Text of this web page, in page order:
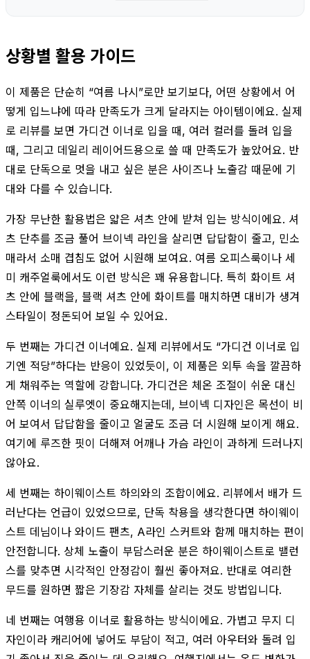
상황별 활용 가이드
이 제품은 단순히 “여름 나시”로만 보기보다, 어떤 상황에서 어
떻게 입느냐에 따라 만족도가 크게 달라지는 아이템이에요. 실제
로 리뷰를 보면 가디건 이너로 입을 때, 여러 컬러를 돌려 입을
때, 그리고 데일리 레이어드용으로 쓸 때 만족도가 높았어요. 반
대로 단독으로 멋을 내고 싶은 분은 사이즈나 노출감 때문에 기
대와 다를 수 있습니다.
가장 무난한 활용법은 얇은 셔츠 안에 받쳐 입는 방식이에요. 셔
츠 단추를 조금 풀어 브이넥 라인을 살리면 답답함이 줄고, 민소
매라서 소매 겹침도 없어 시원해 보여요. 여름 오피스룩이나 세
미 캐주얼룩에서도 이런 방식은 꽤 유용합니다. 특히 화이트 셔
츠 안에 블랙을, 블랙 셔츠 안에 화이트를 매치하면 대비가 생겨
스타일이 정돈되어 보일 수 있어요.
두 번째는 가디건 이너예요. 실제 리뷰에서도 “가디건 이너로 입
기엔 적당”하다는 반응이 있었듯이, 이 제품은 외투 속을 깔끔하
게 채워주는 역할에 강합니다. 가디건은 체온 조절이 쉬운 대신
안쪽 이너의 실루엣이 중요해지는데, 브이넥 디자인은 목선이 비
어 보여서 답답함을 줄이고 얼굴도 조금 더 시원해 보이게 해요.
여기에 루즈한 핏이 더해져 어깨나 가슴 라인이 과하게 드러나지
않아요.
세 번째는 하이웨이스트 하의와의 조합이에요. 리뷰에서 배가 드
러난다는 언급이 있었으므로, 단독 착용을 생각한다면 하이웨이
스트 데님이나 와이드 팬츠, A라인 스커트와 함께 매치하는 편이
안전합니다. 상체 노출이 부담스러운 분은 하이웨이스트로 밸런
스를 맞추면 시각적인 안정감이 훨씬 좋아져요. 반대로 여리한
무드를 원하면 짧은 기장감 자체를 살리는 것도 방법입니다.
네 번째는 여행용 이너로 활용하는 방식이에요. 가볍고 무지 디
자인이라 캐리어에 넣어도 부담이 적고, 여러 아우터와 돌려 입